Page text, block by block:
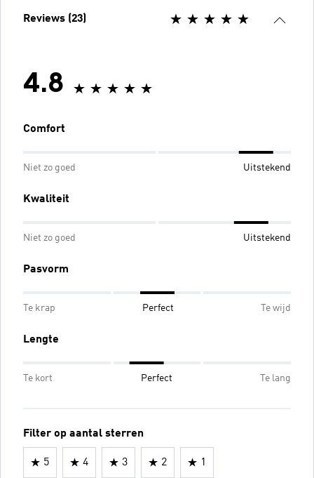
Reviews (23)
4.8
Comfort
Niet zo goed Uitstekend
Kwaliteit
Niet zo goed Uitstekend
Pasvorm
Te krap Perfect Te wijd
Lengte
Te kort Perfect Te lang
Filter op aantal sterren
5 4 3 2 1